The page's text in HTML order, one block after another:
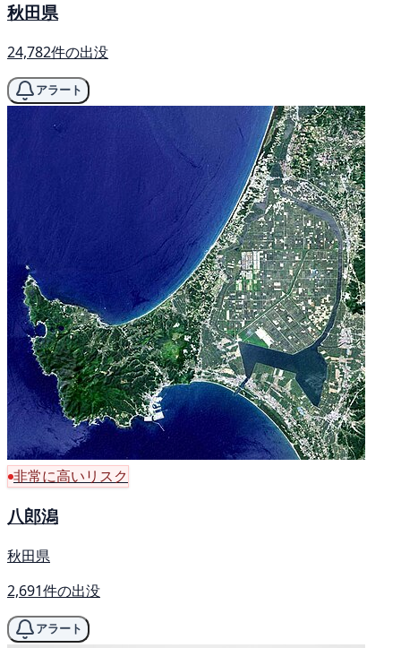
秋田県
24,782件の出没
アラート
非常に高いリスク
八郎潟
秋田県
2,691件の出没
アラート